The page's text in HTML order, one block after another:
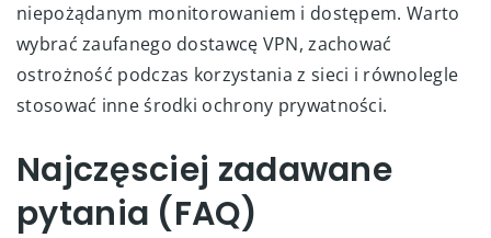
niepożądanym monitorowaniem i dostępem. Warto
wybrać zaufanego dostawcę VPN, zachować
ostrożność podczas korzystania z sieci i równolegle
stosować inne środki ochrony prywatności.
Najczęsciej zadawane
pytania (FAQ)